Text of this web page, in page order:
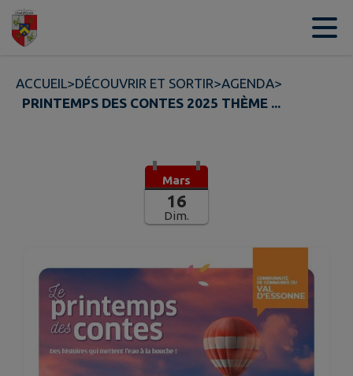
Contenu
ACCUEIL>DÉCOUVRIR ET SORTIR>AGENDA>
PRINTEMPS DES CONTES 2025 THÈME ...
Mars
16
Dim.